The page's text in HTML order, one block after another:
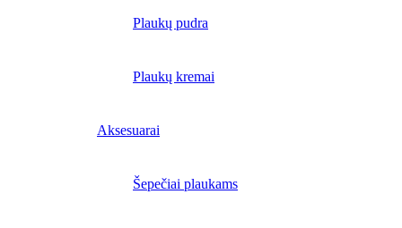
Plaukų pudra
Plaukų kremai
Aksesuarai
Šepečiai plaukams